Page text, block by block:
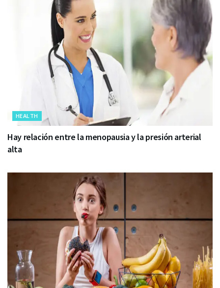
HEALTH
Hay relación entre la menopausia y la presión arterial
alta